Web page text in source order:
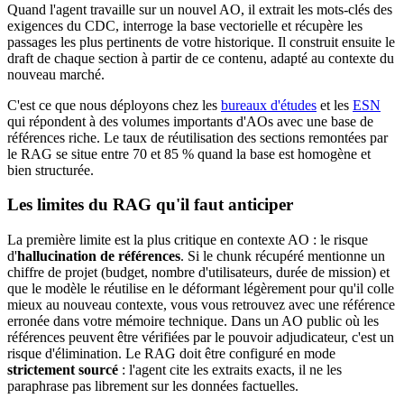
Quand l'agent travaille sur un nouvel AO, il extrait les mots-clés des
exigences du CDC, interroge la base vectorielle et récupère les
passages les plus pertinents de votre historique. Il construit ensuite le
draft de chaque section à partir de ce contenu, adapté au contexte du
nouveau marché.
C'est ce que nous déployons chez les bureaux d'études et les ESN
qui répondent à des volumes importants d'AOs avec une base de
références riche. Le taux de réutilisation des sections remontées par
le RAG se situe entre 70 et 85 % quand la base est homogène et
bien structurée.
Les limites du RAG qu'il faut anticiper
La première limite est la plus critique en contexte AO : le risque
d'hallucination de références. Si le chunk récupéré mentionne un
chiffre de projet (budget, nombre d'utilisateurs, durée de mission) et
que le modèle le réutilise en le déformant légèrement pour qu'il colle
mieux au nouveau contexte, vous vous retrouvez avec une référence
erronée dans votre mémoire technique. Dans un AO public où les
références peuvent être vérifiées par le pouvoir adjudicateur, c'est un
risque d'élimination. Le RAG doit être configuré en mode
strictement sourcé : l'agent cite les extraits exacts, il ne les
paraphrase pas librement sur les données factuelles.